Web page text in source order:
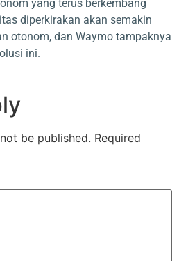
yang terus berkembang
diperkirakan akan semakin
otonom, dan Waymo tampaknya
ini.
be published. Required